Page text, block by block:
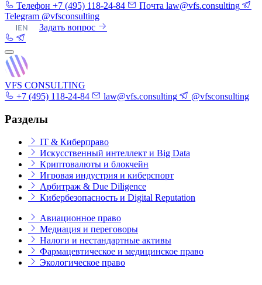
Телефон +7 (495) 118-24-84 Почта law@vfs.consulting
Telegram @vfsconsulting
|EN Задать вопрос
VFS CONSULTING
+7 (495) 118-24-84
law@vfs.consulting @vfsconsulting
Разделы
IT & Киберправо
Искусственный интеллект и Big Data
Криптовалюты и блокчейн
Игровая индустрия и киберспорт
Арбитраж & Due Diligence
Кибербезопасность и Digital Reputation
Авиационное право
Медиация и переговоры
Налоги и нестандартные активы
Фармацевтическое и медицинское право
Экологическое право